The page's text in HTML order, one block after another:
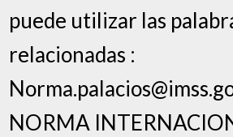
puede utilizar las
relacionadas :
NORMA